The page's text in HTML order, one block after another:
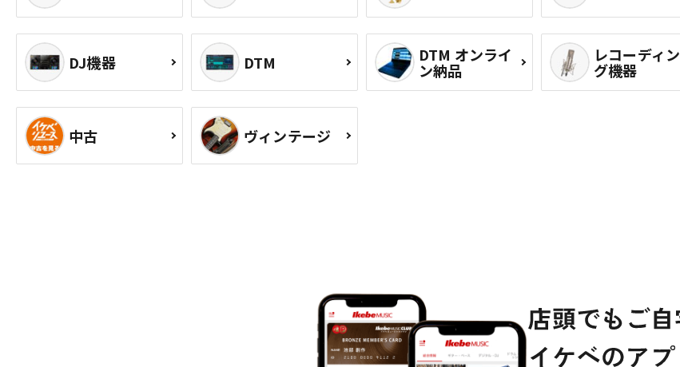
DJ機器 DTM DTM オンライ
ン納品
レコーディン
グ機器
中古 ヴィンテージ